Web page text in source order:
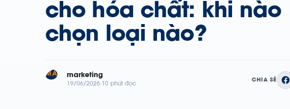
cho hóa chất: khi nào
chọn loại nào?
MA marketing
19/06/2026 10 phút đọc
CHIA SẺ